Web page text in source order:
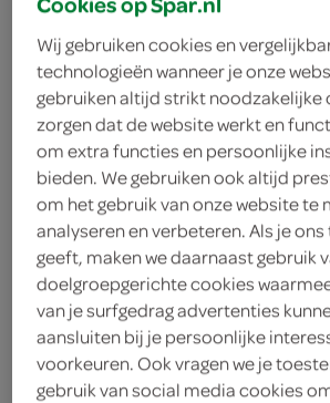
alle GoVega!
vleesvervangers
nu voor €1.75
Wij gebruiken cookies en
technologieën wanneer je onze
gebruiken altijd strikt noodzakelijke
zorgen dat de website werkt en
om extra functies en persoonlijke
bieden. We gebruiken ook altijd
om het gebruik van onze website te
analyseren en verbeteren. Als je
geeft, maken we daarnaast gebruik
doelgroepgerichte cookies
van je surfgedrag advertenties
aansluiten bij je persoonlijke
voorkeuren. Ook vragen we je
gebruik van social media cookies